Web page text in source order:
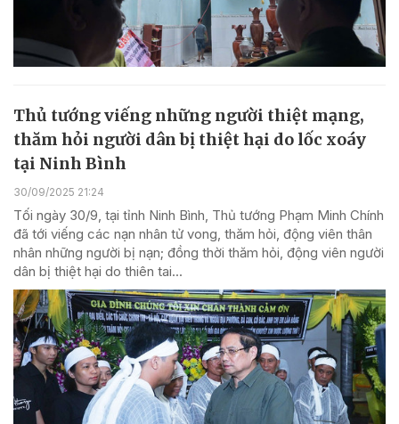
Thủ tướng viếng những người thiệt mạng,
thăm hỏi người dân bị thiệt hại do lốc xoáy
tại Ninh Bình
30/09/2025 21:24
Tối ngày 30/9, tại tỉnh Ninh Bình, Thủ tướng Phạm Minh Chính
đã tới viếng các nạn nhân tử vong, thăm hỏi, động viên thân
nhân những người bị nạn; đồng thời thăm hỏi, động viên người
dân bị thiệt hại do thiên tai...